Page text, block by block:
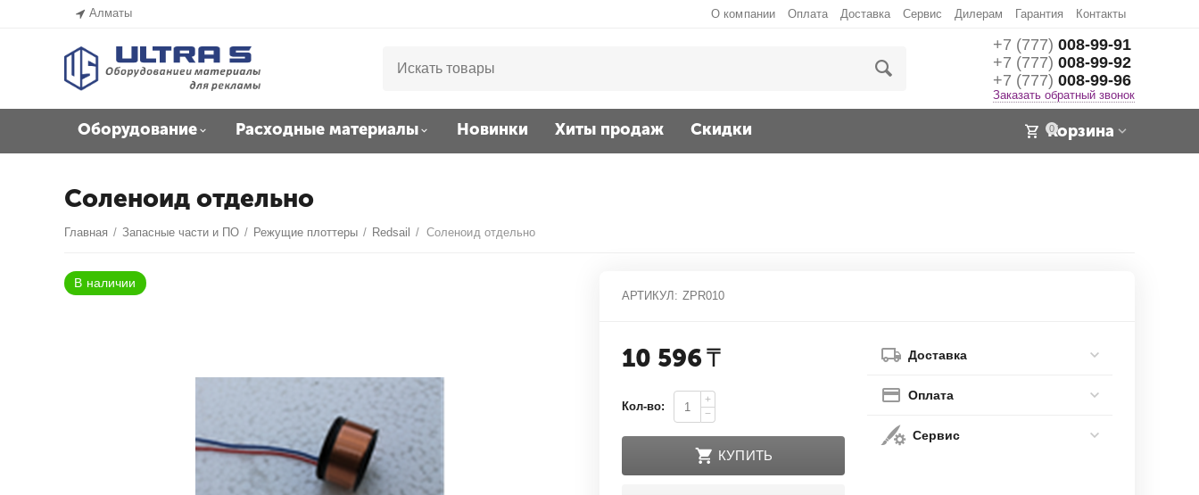
Алматы О компании Оплата Доставка Сервис Дилерам Гарантия Контакты
+7 (777) 008-99-91
+7 (777) 008-99-92
+7 (777) 008-99-96
Заказать обратный звонок
Оборудование Расходные материалы Новинки Хиты продаж Скидки 0
Корзина
Соленоид отдельно
Главная / Запасные части и ПО / Режущие плоттеры / Redsail / Соленоид отдельно
АРТИКУЛ: ZPR010
10 596₸
Кол-во:
+
−
КУПИТЬ
Доставка
Оплата
Сервис